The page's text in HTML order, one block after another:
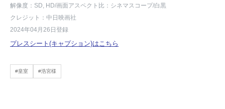
解像度：SD, HD/画面アスペクト比：シネマスコープ/白黒
クレジット：中日映画社
2024年04月26日登録
プレスシート(キャプション)はこちら
#皇室 #浩宮様